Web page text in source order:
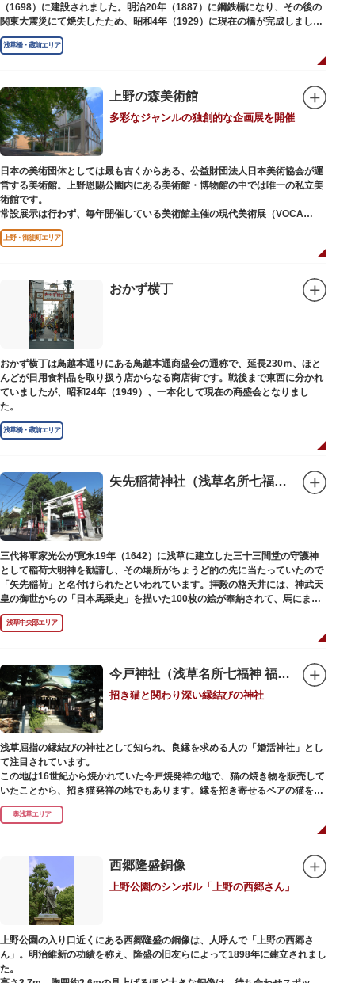
（1698）に建設されました。明治20年（1887）に鋼鉄橋になり、その後の
関東大震災にて焼失したため、昭和4年（1929）に現在の橋が完成しまし
た。
浅草橋・蔵前エリア
上野の森美術館
多彩なジャンルの独創的な企画展を開催
日本の美術団体としては最も古くからある、公益財団法人日本美術協会が運
営する美術館。上野恩賜公園内にある美術館・博物館の中では唯一の私立美
術館です。
常設展示は行わず、毎年開催している美術館主催の現代美術展（VOCA
展）、公募展（上野の森美術館大賞展、日本の自然を描く展）のほか、マン
ガから書展にいたるまで定期的に多彩なジャンルの独創的な企画展を開催し
別館の1階には、小企画展などの開催もできる上野の森美術館ギャラリー、
そして、3階には上野の森アートスクールが設置され、初心者から熟練者を
対象とした油彩・アクリル、水彩、日本画のクラスや、週末に受講できる単
発講座などを開催しています。
上野・御徒町エリア
おかず横丁
おかず横丁は鳥越本通りにある鳥越本通商盛会の通称で、延長230ｍ、ほと
んどが日用食料品を取り扱う店からなる商店街です。戦後まで東西に分かれ
ていましたが、昭和24年（1949）、一本化して現在の商盛会となりまし
た。
浅草橋・蔵前エリア
矢先稲荷神社（浅草名所七福神 福禄寿）
三代将軍家光公が寛永19年（1642）に浅草に建立した三十三間堂の守護神
として稲荷大明神を勧請し、その場所がちょうど的の先に当たっていたので
「矢先稲荷」と名付けられたといわれています。拝殿の格天井には、神武天
皇の御世からの「日本馬乗史」を描いた100枚の絵が奉納されて、馬にまつ
わる歴史が一目瞭然に理解できます。
浅草中央部エリア
今戸神社（浅草名所七福神 福禄寿）
招き猫と関わり深い縁結びの神社
浅草屈指の縁結びの神社として知られ、良縁を求める人の「婚活神社」とし
て注目されています。
この地は16世紀から焼かれていた今戸焼発祥の地で、猫の焼き物を販売して
いたことから、招き猫発祥の地でもあります。縁を招き寄せるペアの猫をモ
チーフにした絵馬や御朱印帳も人気です。
1063（康平6）年、時の奥羽鎮守府源頼朝・義家父子が祈願し鎌倉の鶴ヶ丘
末に活躍した新選組沖田総司の終焉の地の碑も佇んでいます。また、浅草名
所七福神の福禄寿が祀られており、七福神詣りの参拝客でも賑わうスポット
奥浅草エリア
西郷隆盛銅像
上野公園のシンボル「上野の西郷さん」
上野公園の入り口近くにある西郷隆盛の銅像は、人呼んで「上野の西郷さ
ん」。明治維新の功績を称え、隆盛の旧友らによって1898年に建立されまし
た。